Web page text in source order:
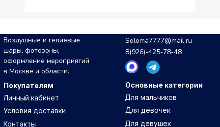
Soloma7777@mail.ru
Воздушные и гелиевые
шары, фотозоны,
оформление мероприятий
в Москве и области.
8(926)-425-78-48
Основные категории
Для девушек
Для мальчиков
Для девочек
Покупателям
Контакты
Личный кабинет
Условия доставки